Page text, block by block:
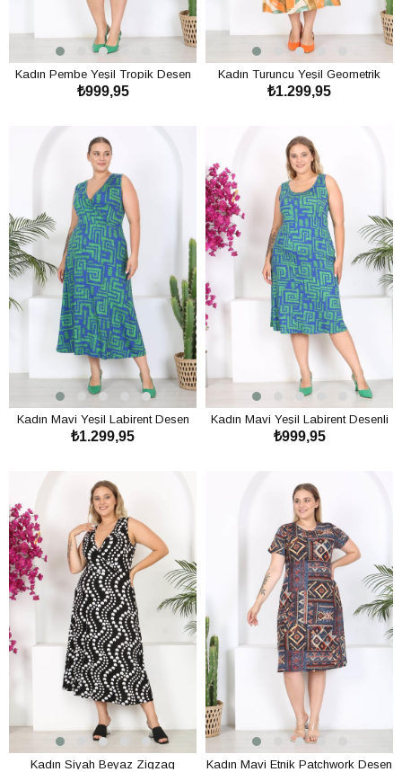
Kadın Pembe Yeşil Tropik Desen
Midi Elbise
₺999,95
Kadın Turuncu Yeşil Geometrik
Desen Kolsuz Kruvaze Yaka
₺1.299,95
Kadın Mavi Yeşil Labirent Desen
Kolsuz Kruvaze Yaka Büyük
₺1.299,95
Kadın Mavi Yeşil Labirent Desenli
Askılı Büyük Beden Elbise
₺999,95
Kadın Siyah Beyaz Zigzag
Kadın Mavi Etnik Patchwork Desen